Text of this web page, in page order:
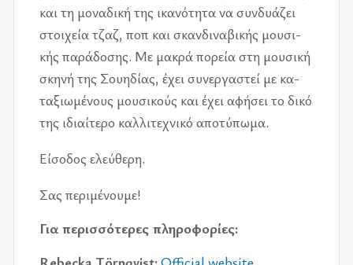
και τη μο­να­δι­κή της ικα­νό­τη­τα να συν­δυά­ζει
στοι­χεία τζαζ, ποπ και σκαν­δι­να­βι­κής μου­σι­
κής πα­ρά­δο­σης. Με μα­κρά πο­ρεία στη μου­σι­κή
σκη­νή της Σου­η­δί­ας, έχει συ­νερ­γα­στεί με κα­
τα­ξιω­μέ­νους μου­σι­κούς και έχει αφή­σει το δικό
της ιδιαί­τε­ρο καλ­λι­τε­χνι­κό απο­τύ­πω­μα.
Είσο­δος ελεύ­θε­ρη.
Σας πε­ρι­μέ­νου­με!
Για πε­ρισ­σό­τε­ρες πλη­ρο­φο­ρί­ες: